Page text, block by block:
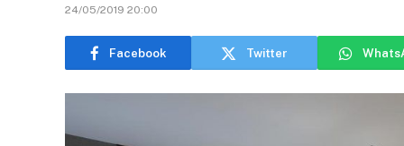
24/05/2019 20:00
Facebook Twitter